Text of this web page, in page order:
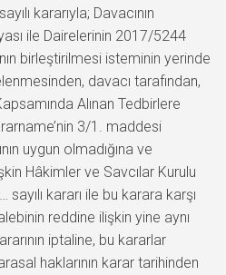
kararıyla; Davacının
ile Dairelerinin 2017/5244
birleştirilmesi isteminin yerinde
davacı tarafından,
Alınan Tedbirlere
3/1. maddesi
uygun olmadığına ve
Hâkimler ve Savcılar Kurulu
kararı ile bu karara karşı
reddine ilişkin yine aynı
iptaline, bu kararlar
haklarının karar tarihinden